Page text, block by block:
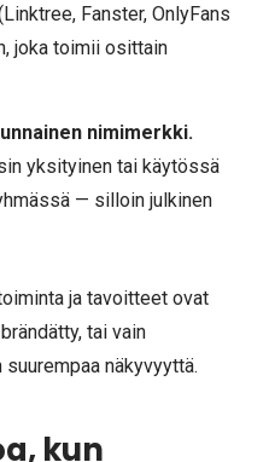
Fanster, OnlyFans
joka toimii osittain
nimimerkki.
yksityinen tai käytössä
— silloin julkinen
ja tavoitteet ovat
tai vain
näkyvyyttä.
kun